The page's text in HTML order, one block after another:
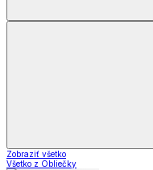
Zobraziť všetko
Všetko z Obliečky